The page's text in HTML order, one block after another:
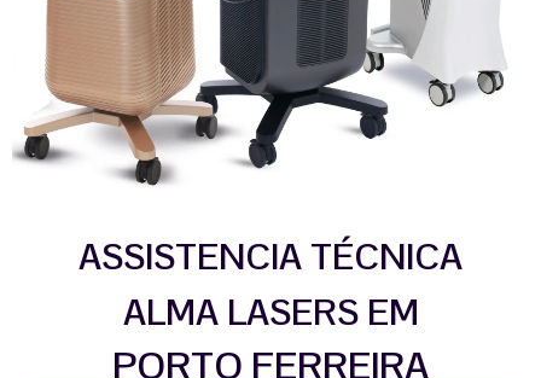
ASSISTENCIA TÉCNICA
ALMA LASERS EM
PORTO FERREIRA